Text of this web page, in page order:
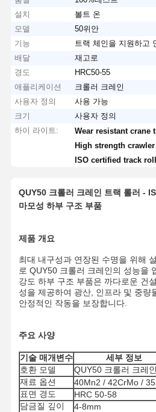
설치
볼트 온
모델
50위안
기능
트랙 체인을 지원하고
배달
재고로
경도
HRC50-55
애플리케이션
크롤러 크레인
사용자 정의
사용 가능
크기
사용자 정의
하이 라이트:
Wear resistant crane
High strength
ISO certified track
QUY50 크롤러 크레인 트랙 롤러 -
마모성 하부 구조 부품
제품 개요
최대 내구성과 연장된 수명을 위해
로 QUY50 크롤러 크레인의 성능을
강도 하부 구조 부품은 까다로운 건
성을 제공하여 광산, 인프라 및 중량
안정적인 작동을 보장합니다.
주요 사양
기술 매개변수
세부 정보
호환 모델
QUY50 크롤러 크레인
재료 옵션
40Mn2 / 42CrMo /
표면 경도
HRC 50-58
담금질 깊이
4-8mm